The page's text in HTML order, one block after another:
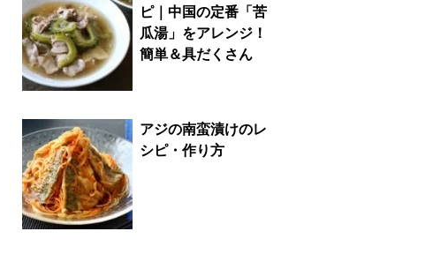
ピ｜中国の定番「苦
瓜湯」をアレンジ！
簡単＆具だくさん
アジの南蛮漬けのレ
シピ・作り方